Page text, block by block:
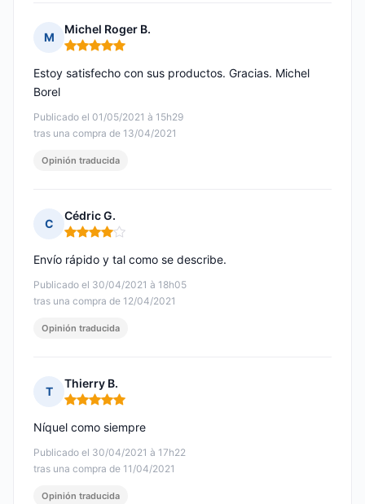
M
Michel Roger B.
Nota: 5 de 5
Publicado el 01/05/2021 à 15h29
tras una compra de 13/04/2021
Estoy satisfecho con sus productos. Gracias. Michel
Borel
Opinión traducida
C
Cédric G.
Nota: 4 de 5
Publicado el 30/04/2021 à 18h05
tras una compra de 12/04/2021
Envío rápido y tal como se describe.
Opinión traducida
T
Thierry B.
Nota: 5 de 5
Publicado el 30/04/2021 à 17h22
tras una compra de 11/04/2021
Níquel como siempre
Opinión traducida